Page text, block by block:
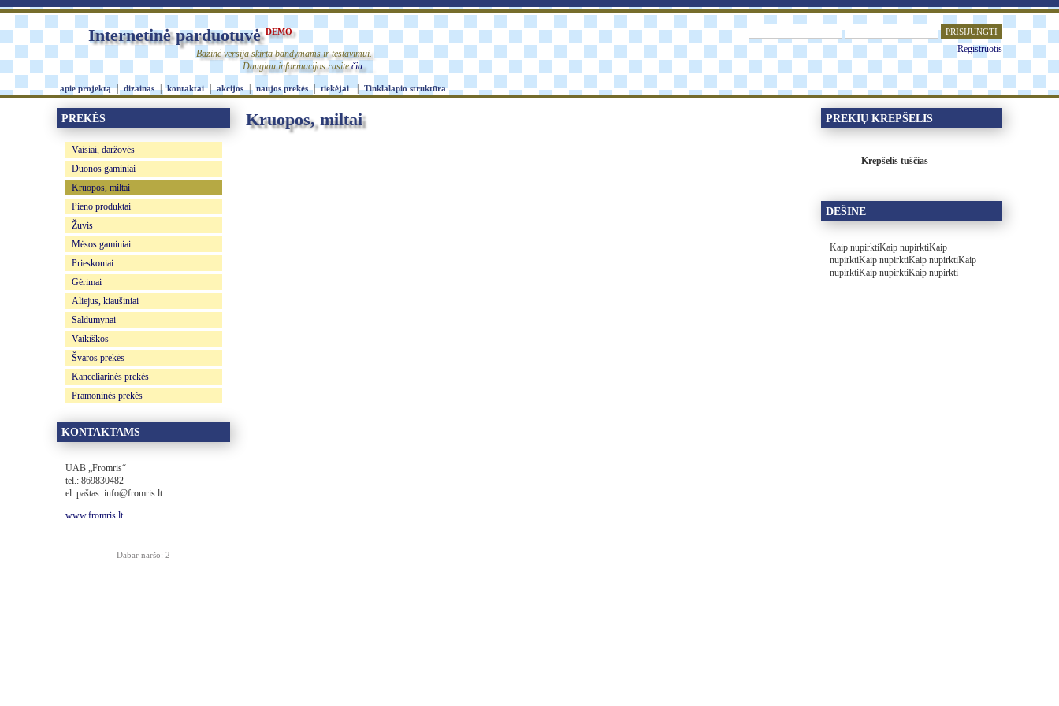
Internetinė parduotuvėDEMO
Bazinė versija skirta bandymams ir testavimui.
Daugiau informacijos rasitečia...
PRISIJUNGTI
Registruotis
apie projektą | dizainas | kontaktai | akcijos | naujos prekės | tiekėjai | Tinklalapio struktūra
PREKĖS
Vaisiai, daržovės
Duonos gaminiai
Kruopos, miltai
Pieno produktai
Žuvis
Mėsos gaminiai
Prieskoniai
Gėrimai
Aliejus, kiaušiniai
Saldumynai
Vaikiškos
Švaros prekės
Kanceliarinės prekės
Pramoninės prekės
KONTAKTAMS
UAB „Fromris“
tel.: 869830482
el. paštas: info@fromris.lt
www.fromris.lt
Dabar naršo: 2
Kruopos, miltai PREKIŲ KREPŠELIS
Krepšelis tuščias
DEŠINE
Kaip nupirktiKaip nupirktiKaip
nupirktiKaip nupirktiKaip nupirktiKaip
nupirktiKaip nupirktiKaip nupirkti